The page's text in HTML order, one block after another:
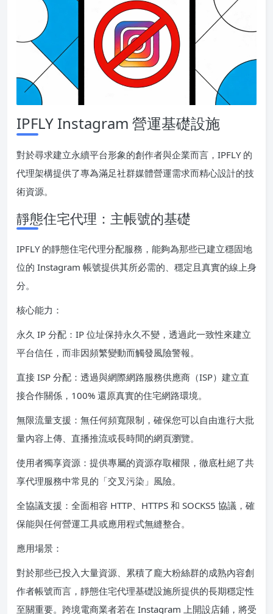
IPFLY Instagram 營運基礎設施
對於尋求建立永續平台形象的創作者與企業而言，IPFLY 的
代理架構提供了專為滿足社群媒體營運需求而精心設計的技
術資源。
靜態住宅代理：主帳號的基礎
IPFLY 的靜態住宅代理分配服務，能夠為那些已建立穩固地
位的 Instagram 帳號提供其所必需的、穩定且真實的線上身
分。
核心能力：
永久 IP 分配：IP 位址保持永久不變，透過此一致性來建立
平台信任，而非因頻繁變動而觸發風險警報。
直接 ISP 分配：透過與網際網路服務供應商（ISP）建立直
接合作關係，100% 還原真實的住宅網路環境。
無限流量支援：無任何頻寬限制，確保您可以自由進行大批
量內容上傳、直播推流或長時間的網頁瀏覽。
使用者獨享資源：提供專屬的資源存取權限，徹底杜絕了共
享代理服務中常見的「交叉污染」風險。
全協議支援：全面相容 HTTP、HTTPS 和 SOCKS5 協議，確
保能與任何營運工具或應用程式無縫整合。
應用場景：
對於那些已投入大量資源、累積了龐大粉絲群的成熟內容創
作者帳號而言，靜態住宅代理基礎設施所提供的長期穩定性
至關重要。跨境電商業者若在 Instagram 上開設店鋪，將受